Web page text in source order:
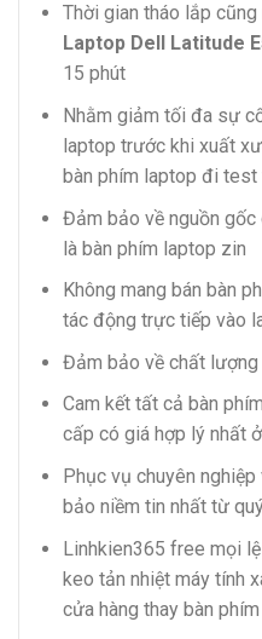
Thời gian tháo lắp
Laptop Dell Latitude
15 phút
Nhằm giảm tối đa sự
laptop trước khi xuất
bàn phím laptop đi test
Đảm bảo về nguồn
là bàn phím laptop zin
Không mang bán bàn
tác động trực tiếp vào
Đảm bảo về chất lượng
Cam kết tất cả bàn
cấp có giá hợp lý nhất
Phục vụ chuyên
bảo niềm tin nhất từ
Linhkien365 free mọi
keo tản nhiệt máy tính
cửa hàng thay bàn